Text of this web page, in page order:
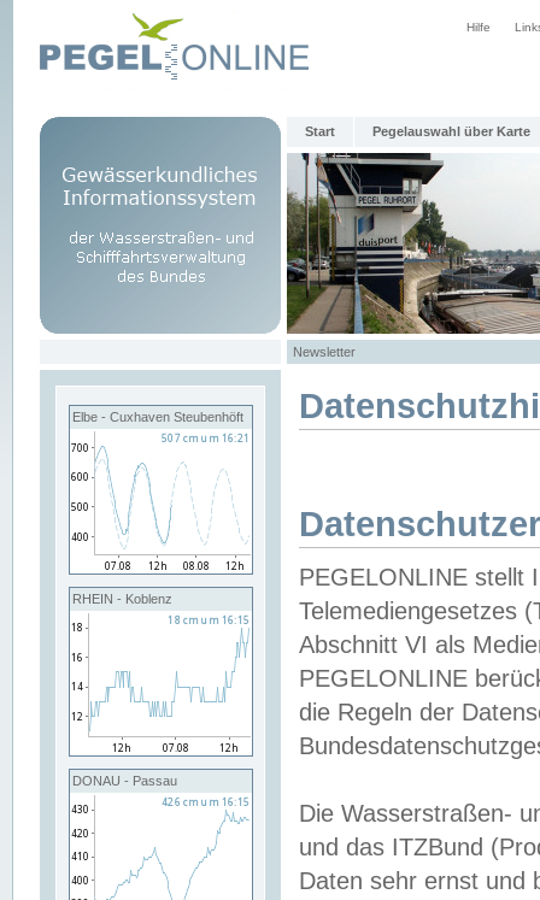
Hilfe
Start Pegelauswahl über Karte
Newsletter
Elbe - Cuxhaven Steubenhöft
RHEIN - Koblenz
DONAU - Passau
PEGELONLINE stellt
Telemediengesetzes
Abschnitt VI als
PEGELONLINE
die Regeln der
Die Wasserstraßen-
und das ITZBund
Daten sehr ernst und